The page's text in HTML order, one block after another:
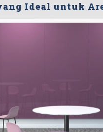
Ideal untuk